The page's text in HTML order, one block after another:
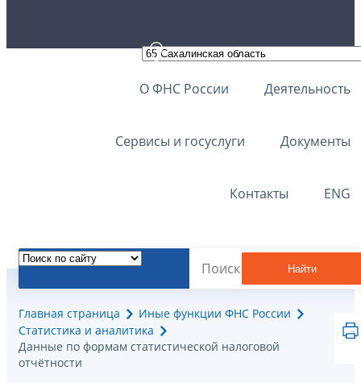
О ФНС России Деятельность
Сервисы и госуслуги Документы
Контакты ENG
Найти
Главная страница
Иные функции ФНС России
Статистика и аналитика
Данные по формам статистической налоговой
отчётности